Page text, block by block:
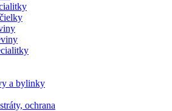
a bylinky
ochrana